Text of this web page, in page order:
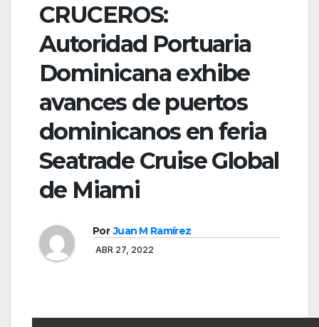
CRUCEROS:
Autoridad Portuaria
Dominicana exhibe
avances de puertos
dominicanos en feria
Seatrade Cruise Global
de Miami
Por Juan M Ramírez
ABR 27, 2022